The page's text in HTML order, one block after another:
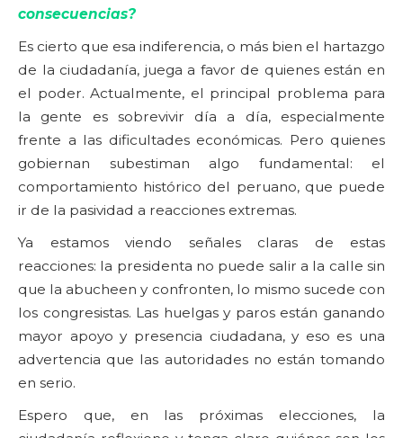
consecuencias?
Es cierto que esa indiferencia, o más bien el hartazgo
de la ciudadanía, juega a favor de quienes están en
el poder. Actualmente, el principal problema para
la gente es sobrevivir día a día, especialmente
frente a las dificultades económicas. Pero quienes
gobiernan subestiman algo fundamental: el
comportamiento histórico del peruano, que puede
ir de la pasividad a reacciones extremas.
Ya estamos viendo señales claras de estas
reacciones: la presidenta no puede salir a la calle sin
que la abucheen y confronten, lo mismo sucede con
los congresistas. Las huelgas y paros están ganando
mayor apoyo y presencia ciudadana, y eso es una
advertencia que las autoridades no están tomando
en serio.
Espero que, en las próximas elecciones, la